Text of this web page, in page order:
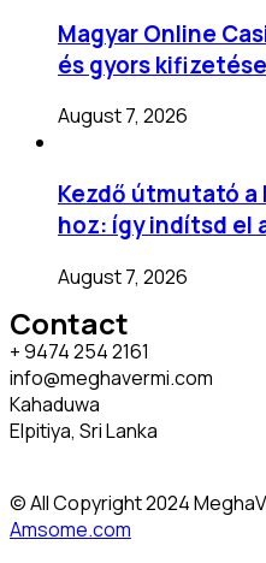
Magyar Online
és gyors
August 7, 2026
Kezdő útmutató a
hoz: így indítsd el
August 7, 2026
Contact
+ 9474 254 2161
info@meghavermi.com
Kahaduwa
Elpitiya, Sri Lanka
© All Copyright 2024
Amsome.com